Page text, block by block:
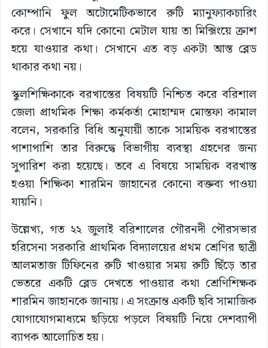
কোম্পানি ফুল অটোমেটিকভাবে রুটি ম্যানুফ্যাকচারিং
করে। সেখানে যদি কোনো মেটাল যায় তা মিক্সিংয়ে ক্রাশ
হয়ে যাওয়ার কথা। সেখানে এত বড় একটা আস্ত ব্লেড
থাকার কথা নয়।
স্কুলশিক্ষিকাকে বরখাস্তের বিষয়টি নিশ্চিত করে বরিশাল
জেলা প্রাথমিক শিক্ষা কর্মকর্তা মোহাম্মদ মোস্তফা কামাল
বলেন, সরকারি বিধি অনুযায়ী তাকে সাময়িক বরখাস্তের
পাশাপাশি তার বিরুদ্ধে বিভাগীয় ব্যবস্থা গ্রহণের জন্য
সুপারিশ করা হয়েছে। তবে এ বিষয়ে সাময়িক বরখাস্ত
হওয়া শিক্ষিকা শারমিন জাহানের কোনো বক্তব্য পাওয়া
যায়নি।
উল্লেখ্য, গত ২২ জুলাই বরিশালের গৌরনদী পৌরসভার
হরিসেনা সরকারি প্রাথমিক বিদ্যালয়ের প্রথম শ্রেণির ছাত্রী
আলমতাজ টিফিনের রুটি খাওয়ার সময় রুটি ছিঁড়ে তার
ভেতরে একটি ব্লেড দেখতে পাওয়ার কথা শ্রেণিশিক্ষক
শারমিন জাহানকে জানায়। এ সংক্রান্ত একটি ছবি সামাজিক
যোগাযোগমাধ্যমে ছড়িয়ে পড়লে বিষয়টি নিয়ে দেশব্যাপী
ব্যাপক আলোচিত হয়।